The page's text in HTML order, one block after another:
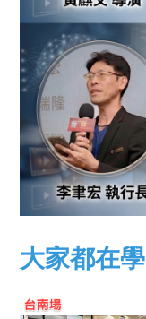
大家都在學